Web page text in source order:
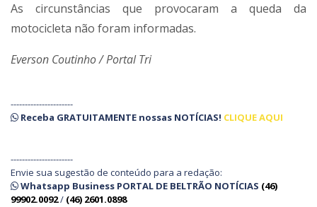
As circunstâncias que provocaram a queda da
motocicleta não foram informadas.
Everson Coutinho / Portal Tri
----------------------
Receba GRATUITAMENTE nossas NOTÍCIAS! CLIQUE AQUI
----------------------
Envie sua sugestão de conteúdo para a redação:
Whatsapp Business PORTAL DE BELTRÃO NOTÍCIAS (46)
99902.0092/ (46) 2601.0898